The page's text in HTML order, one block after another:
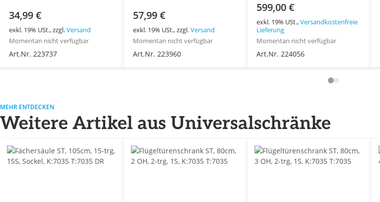
34,99 €
exkl. 19% USt., zzgl.Versand
Momentan nicht verfügbar
Art.Nr. 223737
353 mm
57,99 €
exkl. 19% USt., zzgl.Versand
Momentan nicht verfügbar
Art.Nr. 223960
oxfordblau, abschließbar,
Maße (HxBxT): 1.950 x 914 x
500 mm
599,00 €
exkl. 19% USt.,Versandkostenfreie
Lieferung
Momentan nicht verfügbar
Art.Nr. 224056
MEHR ENTDECKEN
Weitere Artikel aus Universalschränke